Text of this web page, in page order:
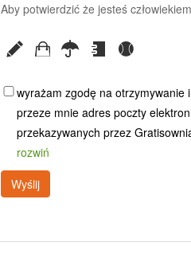
Aby potwierdzić że jesteś
wyrażam zgodę na
przeze mnie adres poczty
przekazywanych przez
rozwiń
Wyślij